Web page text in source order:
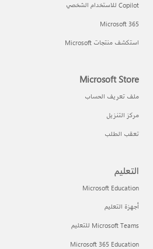
Copilot للاستخدام الشخصي
Microsoft 365
استكشف منتجات Microsoft
Microsoft Store
ملف تعريف الحساب
مركز التنزيل
تعقب الطلب
التعليم
Microsoft Education
أجهزة التعليم
Microsoft Teams للتعليم
Microsoft 365 Education